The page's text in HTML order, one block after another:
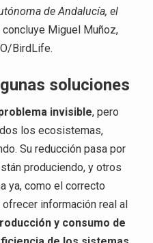
de Andalucía, el
concluye Miguel Muñoz,
BirdLife.
soluciones
invisible, pero
los ecosistemas,
Su reducción pasa por
produciendo, y otros
ya, como el correcto
información real al
y consumo de